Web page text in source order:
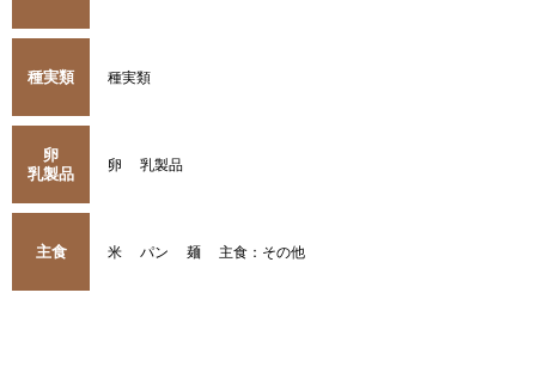
種実類 種実類
卵
乳製品
卵 乳製品
主食 米 パン 麺 主食：その他